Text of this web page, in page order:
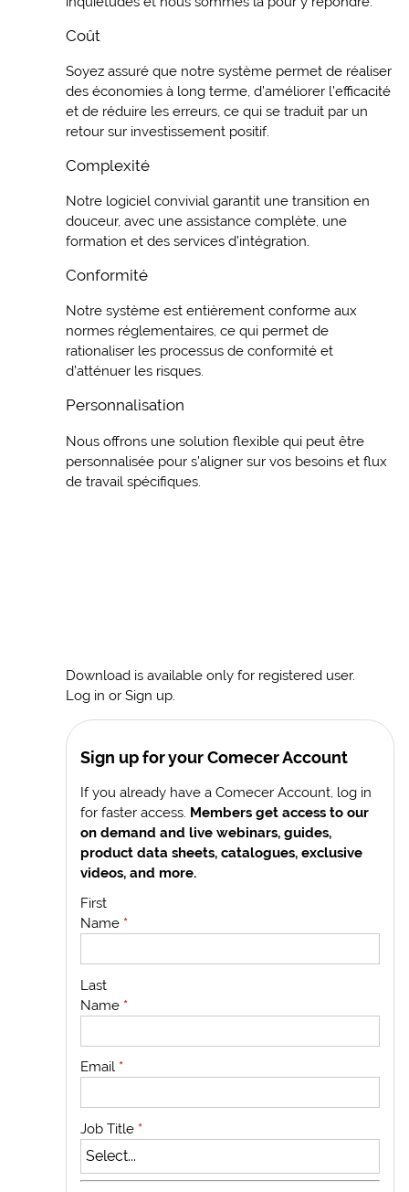
Coût
Soyez assuré que notre système permet de réaliser
des économies à long terme, d’améliorer l’efficacité
et de réduire les erreurs, ce qui se traduit par un
retour sur investissement positif.
Complexité
Notre logiciel convivial garantit une transition en
douceur, avec une assistance complète, une
formation et des services d’intégration.
Conformité
Notre système est entièrement conforme aux
normes réglementaires, ce qui permet de
rationaliser les processus de conformité et
d’atténuer les risques.
Personnalisation
Nous offrons une solution flexible qui peut être
personnalisée pour s’aligner sur vos besoins et flux
de travail spécifiques.
Download is available only for registered user.
Log in or Sign up.
Sign up for your Comecer Account
If you already have a Comecer Account, log in
for faster access. Members get access to our
on demand and live webinars, guides,
product data sheets, catalogues, exclusive
videos, and more.
First
Name *
Last
Name *
Email *
Job Title *